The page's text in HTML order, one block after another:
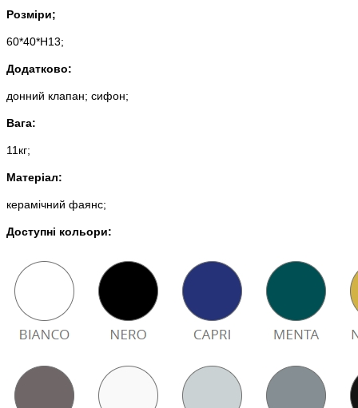
Розміри;
60*40*Н13;
Додатково:
донний клапан; сифон;
Вага:
11кг;
Матеріал:
керамічний фаянс;
Доступні кольори: